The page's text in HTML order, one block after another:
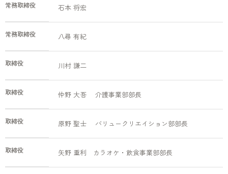
常務取締役 石本 将宏
常務取締役 八尋 有紀
取締役 川村 謙二
取締役 仲野 大吾 介護事業部部長
取締役 原野 聖士 バリュークリエイション部部長
取締役 矢野 重利 カラオケ・飲食事業部部長